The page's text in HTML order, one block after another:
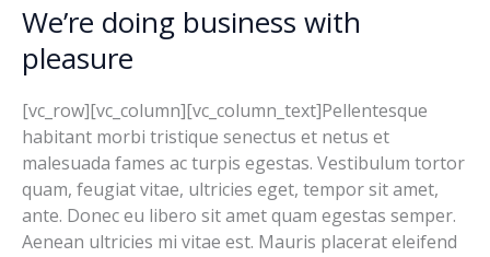
We’re doing business with
pleasure
[vc_row][vc_column][vc_column_text]Pellentesque
habitant morbi tristique senectus et netus et
malesuada fames ac turpis egestas. Vestibulum tortor
quam, feugiat vitae, ultricies eget, tempor sit amet,
ante. Donec eu libero sit amet quam egestas semper.
Aenean ultricies mi vitae est. Mauris placerat eleifend
We’re
doing
business
pleasure